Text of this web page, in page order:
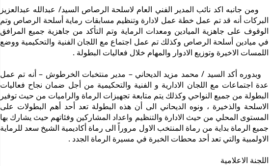
ومن جانبه اكد نائب المدير الفني العام لاسلحة الرصاص السيد/ عبدالله عبدالعزيز
البركات أنه قد تم عمل خطة عمل لادارة وتنظيم مسابقات رماية أسلحة الرصاص وتم
الوقوف على جاهزية الميادين ومعدات الرماية وتم التأكد من جاهزية جميع المرافق
في ميادين أسلحة الرصاص وكذلك تم عمل اجتماع مع اللجان الفنية والتحكيمية ووضع
اللمسات الاخيرة وتوزيع الادوار والمهام خلال فعاليات البطولة .
وبدوره أكد السيد / محمد مزيد الديحاني – مدير منتخبات الخرطوش – أنه تم عمل
عدة اجتماعات مع اللجان الادارية و الفنية والتحكيمية من أجل ضمان نجاح فعاليات
البطولة من جميع النواحي وكذلك يتم متابعة تجهيزات الرماة والراميات من حيث توفير
الاسلحة والذخيرة ، ونوه الديحاني الى أن هذه البطولة تعد أحد أهم البطولات على
المستوى المحلي من حيث الادارة والتنظيم واعداد المشاركين وفئاتهم حيث يشارك بها
جميع الرماة بداية من رماة المنتخب الاول مروراً الى رماة أكاديمية الشيخ سعد للرماية
الاولمبية والتي تعد أحد محطات الخبرة في مسيرة الرماة الجدد .
اللجنة الاعلامية